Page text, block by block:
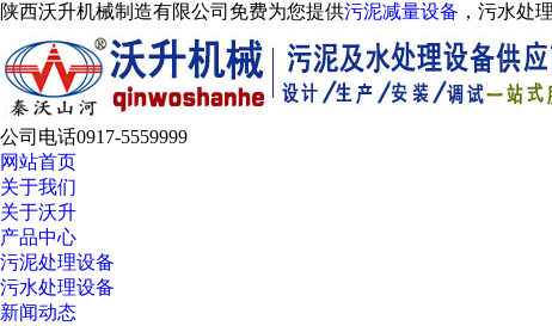
陕西沃升机械制造有限公司免费为您提供污泥减量设备 ，污水处
公司电话0917-5559999
网站首页
关于我们
关于沃升
产品中心
污泥处理设备
污水处理设备
新闻动态